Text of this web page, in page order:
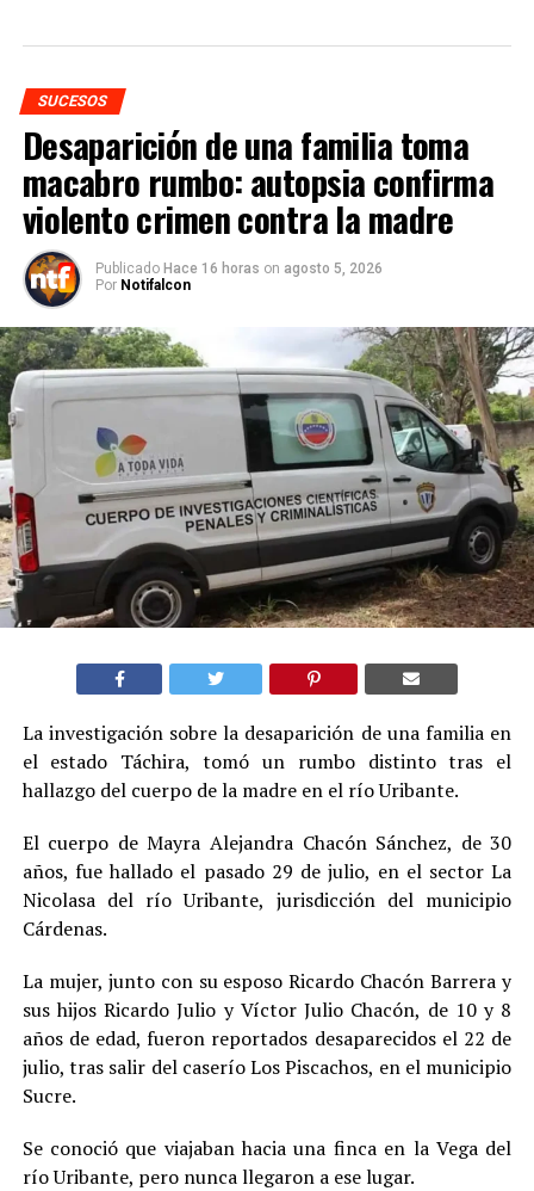
SUCESOS
Desaparición de una familia toma
macabro rumbo: autopsia confirma
violento crimen contra la madre
Publicado Hace 16 horas on agosto 5, 2026
Por Notifalcon
La investigación sobre la desaparición de una familia en
el estado Táchira, tomó un rumbo distinto tras el
hallazgo del cuerpo de la madre en el río Uribante.
El cuerpo de Mayra Alejandra Chacón Sánchez, de 30
años, fue hallado el pasado 29 de julio, en el sector La
Nicolasa del río Uribante, jurisdicción del municipio
Cárdenas.
La mujer, junto con su esposo Ricardo Chacón Barrera y
sus hijos Ricardo Julio y Víctor Julio Chacón, de 10 y 8
años de edad, fueron reportados desaparecidos el 22 de
julio, tras salir del caserío Los Piscachos, en el municipio
Sucre.
Se conoció que viajaban hacia una finca en la Vega del
río Uribante, pero nunca llegaron a ese lugar.